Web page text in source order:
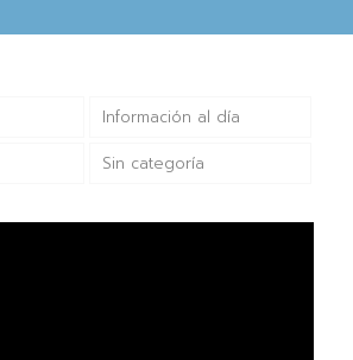
Información al día
Sin categoría